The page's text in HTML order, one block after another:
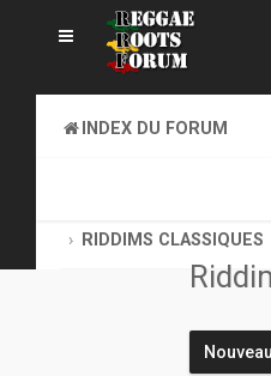
INDEX DU FORUM
RIDDIMS CLASSIQUES